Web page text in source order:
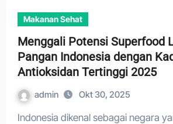
Makanan Sehat
Menggali Potensi Superfood
Pangan Indonesia dengan
Antioksidan Tertinggi 2025
admin Okt 30, 2025
Indonesia dikenal sebagai negara yang kaya akan